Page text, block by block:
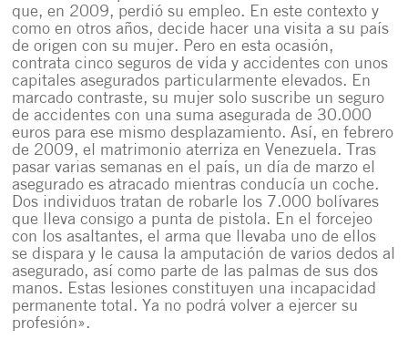
que, en 2009, perdió su empleo. En este contexto y
como en otros años, decide hacer una visita a su país
de origen con su mujer. Pero en esta ocasión,
contrata cinco seguros de vida y accidentes con unos
capitales asegurados particularmente elevados. En
marcado contraste, su mujer solo suscribe un seguro
de accidentes con una suma asegurada de 30.000
euros para ese mismo desplazamiento. Así, en febrero
de 2009, el matrimonio aterriza en Venezuela. Tras
pasar varias semanas en el país, un día de marzo el
asegurado es atracado mientras conducía un coche.
Dos individuos tratan de robarle los 7.000 bolívares
que lleva consigo a punta de pistola. En el forcejeo
con los asaltantes, el arma que llevaba uno de ellos
se dispara y le causa la amputación de varios dedos al
asegurado, así como parte de las palmas de sus dos
manos. Estas lesiones constituyen una incapacidad
permanente total. Ya no podrá volver a ejercer su
profesión».